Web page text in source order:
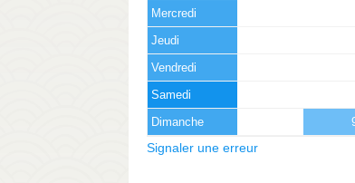
Mercredi
Jeudi
Vendredi
Samedi
Dimanche
Signaler une erreur